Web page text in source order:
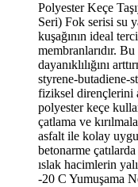
Polyester Keçe
Seri) Fok serisi su
kuşağının ideal
membranlarıdır.
dayanıklılığını
styrene-butadiene-
fiziksel dirençlerini
polyester keçe
çatlama ve
asfalt ile kolay
betonarme
ıslak hacimlerin
-20 C Yumuşama